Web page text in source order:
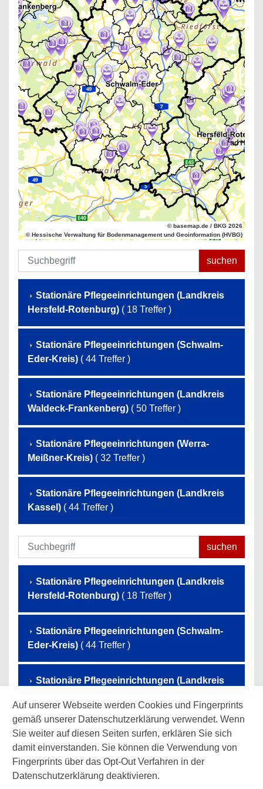
Auf unserer Webseite werden Cookies und Fingerprints
gemäß unserer Datenschutzerklärung verwendet. Wenn
Sie weiter auf diesen Seiten surfen, erklären Sie sich
damit einverstanden. Sie können die Verwendung von
Fingerprints über das Opt-Out Verfahren in der
Datenschutzerklärung deaktivieren.
© basemap.de / BKG 2026
© Hessische Verwaltung für Bodenmanagement und Geoinformation (HVBG)
Stationäre Pflegeeinrichtungen (Landkreis
Hersfeld-Rotenburg) ( 18 Treffer )
Stationäre Pflegeeinrichtungen (Schwalm-
Eder-Kreis) ( 44 Treffer )
Stationäre Pflegeeinrichtungen (Landkreis
Waldeck-Frankenberg) ( 50 Treffer )
Stationäre Pflegeeinrichtungen (Werra-
Meißner-Kreis) ( 32 Treffer )
Stationäre Pflegeeinrichtungen (Landkreis
Kassel) ( 44 Treffer )
Stationäre Pflegeeinrichtungen (Landkreis
Hersfeld-Rotenburg) ( 18 Treffer )
Stationäre Pflegeeinrichtungen (Schwalm-
Eder-Kreis) ( 44 Treffer )
Stationäre Pflegeeinrichtungen (Landkreis
Stationäre Pflegeeinrichtungen (Werra-
Meißner-Kreis)( 32 Treffer )
Stationäre Pflegeeinrichtungen (Landkreis